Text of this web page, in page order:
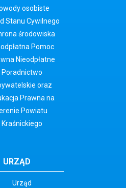
osobiste
Stanu Cywilnego
środowiska
Pomoc
Nieodpłatne
Poradnictwo
oraz
Prawna na
Powiatu
Kraśnickiego
URZĄD
Urząd